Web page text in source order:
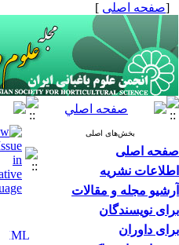
[صفحه اصلی ]
بخش‌های اصلی
صفحه اصلی
اطلاعات نشریه
آرشیو مجله و مقالات
برای نویسندگان
برای داوران